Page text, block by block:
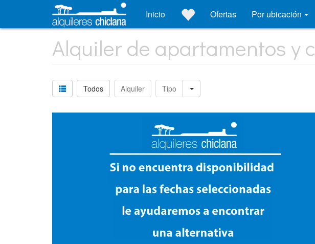
Inicio Ofertas Por ubicación
Alquiler de apartamentos y
Todos Alquiler Tipo